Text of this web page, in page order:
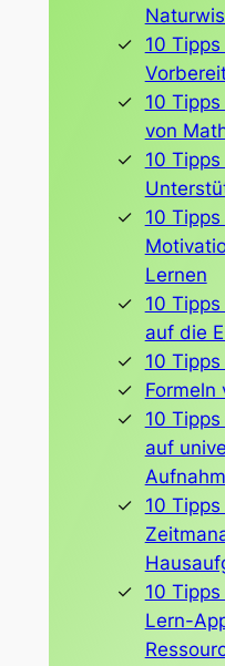
10
10
von
10
10
Lernen
10
auf die
10
Formeln
10
auf
10
10
Lern-